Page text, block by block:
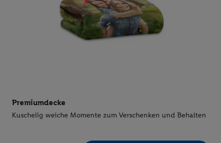
Premiumdecke
Kuschelig weiche Momente zum Verschenken und Behalten